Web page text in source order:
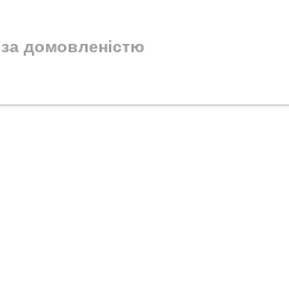
за домовленістю